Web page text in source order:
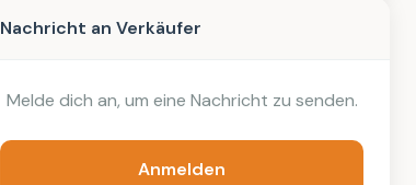
Nachricht an Verkäufer
Melde dich an, um eine Nachricht zu senden.
Anmelden